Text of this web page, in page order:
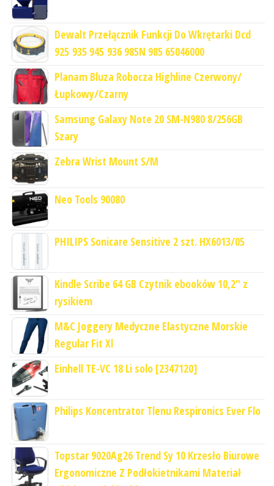
Dewalt Przełącznik Funkcji Do Wkrętarki Dcd
925 935 945 936 985N 985 65046000
Planam Bluza Robocza Highline Czerwony/
Łupkowy/Czarny
Samsung Galaxy Note 20 SM-N980 8/256GB
Szary
Zebra Wrist Mount S/M
Neo Tools 90080
PHILIPS Sonicare Sensitive 2 szt. HX6013/05
Kindle Scribe 64 GB Czytnik ebooków 10,2" z
rysikiem
M&C Joggery Medyczne Elastyczne Morskie
Regular Fit Xl
Einhell TE-VC 18 Li solo [2347120]
Philips Koncentrator Tlenu Respironics Ever Flo
Topstar 9020Ag26 Trend Sy 10 Krzesło Biurowe
Ergonomiczne Z Podłokietnikami Materiał